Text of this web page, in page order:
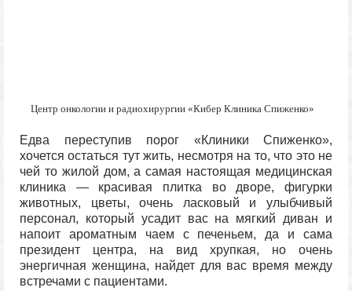
Центр онкологии и радиохирургии «Кибер Клиника Спиженко»
Едва переступив порог «Клиники Спиженко»,
хочется остаться тут жить, несмотря на то, что это не
чей то жилой дом, а самая настоящая медицинская
клиника — красивая плитка во дворе, фигурки
животных, цветы, очень ласковый и улыбчивый
персонал, который усадит вас на мягкий диван и
напоит ароматным чаем с печеньем, да и сама
президент центра, на вид хрупкая, но очень
энергичная женщина, найдет для вас время между
встречами с пациентами.